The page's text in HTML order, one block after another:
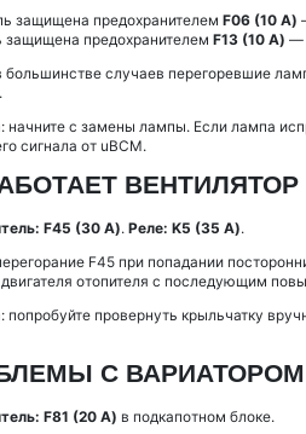
защищена предохранителем F06 (10 А)
защищена предохранителем F13 (10 А) —
случаев перегоревшие
начните с замены лампы. Если лампа
сигнала от uBCM.
F45 (30 А). Реле: K5 (35 А).
F45 при попадании
отопителя с последующим
попробуйте провернуть крыльчатку
С ВАРИАТОРОМ
F81 (20 А) в подкапотном блоке.